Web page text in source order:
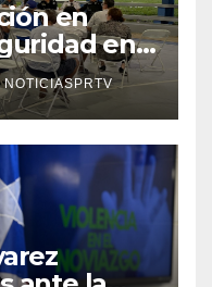
en
en
NOTICIASPRTV